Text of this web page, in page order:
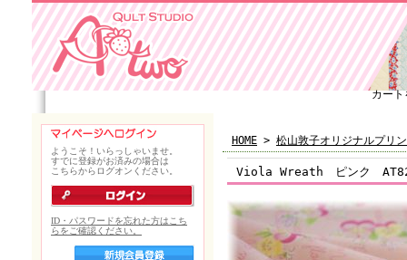
カート
HOME > 松山敦子オリジナルプリ
Viola Wreath ピンク